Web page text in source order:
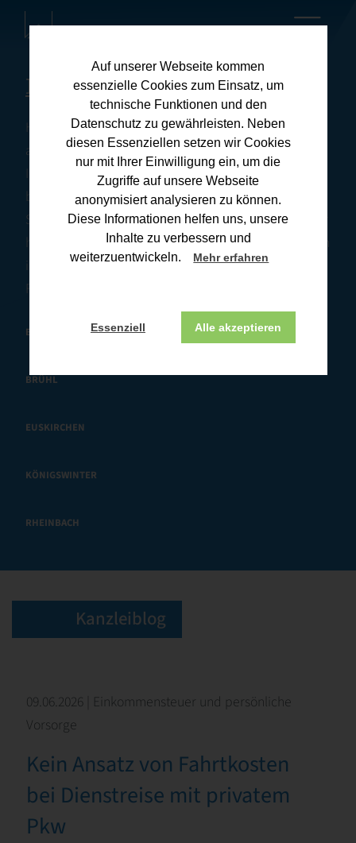
Auf unserer Webseite kommen
essenzielle Cookies zum Einsatz, um
technische Funktionen und den
Datenschutz zu gewährleisten. Neben
diesen Essenziellen setzen wir Cookies
nur mit Ihrer Einwilligung ein, um die
Zugriffe auf unsere Webseite
anonymisiert analysieren zu können.
Diese Informationen helfen uns, unsere
Inhalte zu verbessern und
weiterzuentwickeln.
Mehr erfahren
Essenziell Alle akzeptieren
Kanzleiblog
Hier finden Sie umfassende Informationen zu
aktuellen Steuerthemen und praxisnahen Tipps für
Ihre Steuerangelegenheiten. Unsere Downloads
bieten Ihnen wertvolle Ressourcen, um Ihre
Steuererklärung effizient und korrekt zu erstellen. Wir
halten Sie stets auf dem Laufenden über Änderungen
im Steuerrecht und deren Auswirkungen. Wenn Sie
Fragen haben, melden Sie sich gerne bei uns.
BONN
BRÜHL
EUSKIRCHEN
KÖNIGSWINTER
RHEINBACH
Kanzleiblog
09.06.2026 | Einkommensteuer und persönliche
Vorsorge
Kein Ansatz von Fahrtkosten
bei Dienstreise mit privatem
Pkw